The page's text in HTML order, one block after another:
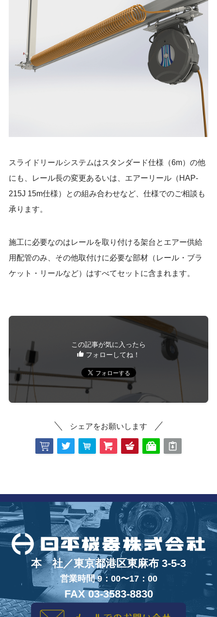
スライドリールシステムはスタンダード仕様（6m）の他
にも、レール長の変更あるいは、エアーリール（HAP-
215J 15m仕様）との組み合わせなど、仕様でのご相談も
承ります。
施工に必要なのはレールを取り付ける架台とエアー供給
用配管のみ、その他取付けに必要な部材（レール・ブラ
ケット・リールなど）はすべてセットに含まれます。
この記事が気に入ったら
フォローしてね！
シェアをお願いします
本 社／東京都港区東麻布 3-5-3
営業時間 9：00〜17：00
FAX 03-3583-8830